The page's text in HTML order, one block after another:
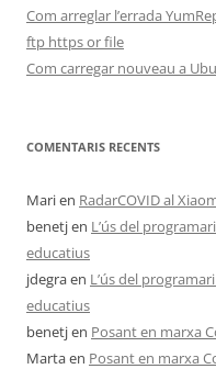
Com arreglar l’errada
ftp https or file
Com carregar nouveau a
COMENTARIS RECENTS
Marien RadarCOVID al
benetjen L’ús del
educatius
jdegraen L’ús del
educatius
benetjen Posant en marxa
Martaen Posant en marxa